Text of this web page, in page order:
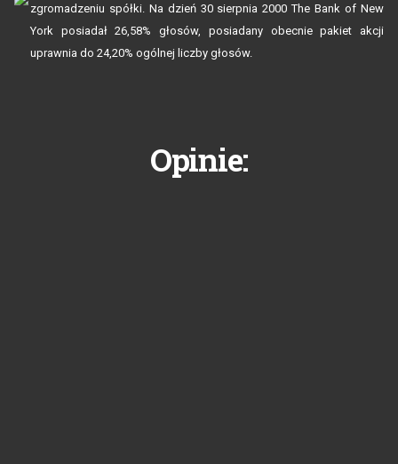
zgromadzeniu spółki. Na dzień 30 sierpnia 2000 The Bank of New
York posiadał 26,58% głosów, posiadany obecnie pakiet akcji
uprawnia do 24,20% ogólnej liczby głosów.
Opinie: